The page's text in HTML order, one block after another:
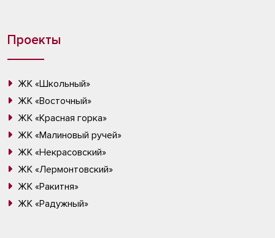
Проекты
ЖК «Школьный»
ЖК «Восточный»
ЖК «Красная горка»
ЖК «Малиновый ручей»
ЖК «Некрасовский»
ЖК «Лермонтовский»
ЖК «Ракитня»
ЖК «Радужный»